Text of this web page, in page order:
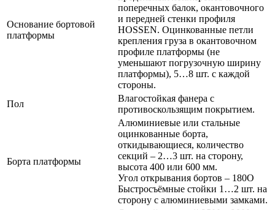
Основание бортовой
платформы
поперечных балок, окантовочного
и передней стенки профиля
HOSSEN. Оцинкованные петли
крепления груза в окантовочном
профиле платформы (не
уменьшают погрузочную ширину
платформы), 5…8 шт. с каждой
стороны.
Пол
Влагостойкая фанера с
противоскользящим покрытием.
Борта платформы
Алюминиевые или стальные
оцинкованные борта,
откидывающиеся, количество
секций – 2…3 шт. на сторону,
высота 400 или 600 мм.
Угол открывания бортов – 180О
Быстросъёмные стойки 1…2 шт. на
сторону с алюминиевыми замками.